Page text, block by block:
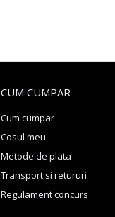
CUM CUMPAR
Cum cumpar
Cosul meu
Metode de plata
Transport si retururi
Regulament concurs